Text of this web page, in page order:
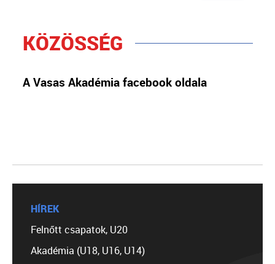
KÖZÖSSÉG
A Vasas Akadémia facebook oldala
HÍREK
Felnőtt csapatok, U20
Akadémia (U18, U16, U14)